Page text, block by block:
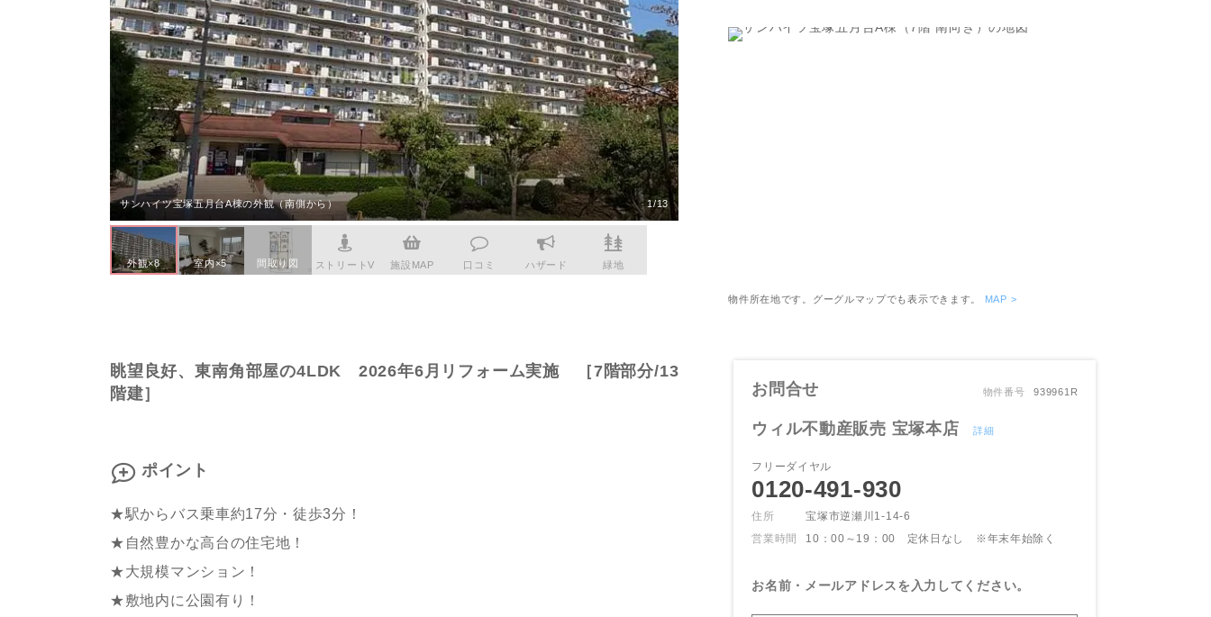
設備からさがす
シンプル検索
AIでさがす
不動産用語
住まいをさがすときに役立つ読みもの
割引サービスの案内
住まいを売るときに役立つ読みもの
神戸市東灘区
神戸市灘区
高槻市
採用情報
CSR活動
ウィルのストーリー
会社への問合せ
賃貸事業
広告代理・クリエイティブ事業
コンサルティング事業
デジタルマーケティング事業
株式関連情報
会社見学会
IRに関する問合せ
サンハイツ宝塚五月台A棟の外観（南側から） 1/13
外観×8 室内×5 間取り図 ストリートV 施設MAP 口コミ ハザード 緑地
物件所在地です。グーグルマップでも表示できます。 MAP >
眺望良好、東南角部屋の4LDK 2026年6月リフォーム実施 ［7階部分/13
階建］
ポイント
★駅からバス乗車約17分・徒歩3分！
★自然豊かな高台の住宅地！
★大規模マンション！
★敷地内に公園有り！
お問合せ 物件番号 939961R
ウィル不動産販売 宝塚本店 詳細
フリーダイヤル
0120-491-930
住所
宝塚市逆瀬川1-14-6
営業時間
10：00～19：00 定休日なし ※年末年始除く
お名前・メールアドレスを入力してください。